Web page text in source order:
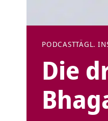
PODCASTTÄGL.
Die